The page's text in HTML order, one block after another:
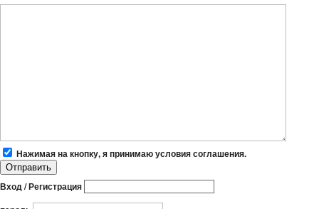
Нажимая на кнопку, я принимаю условия соглашения.
Вход / Регистрация